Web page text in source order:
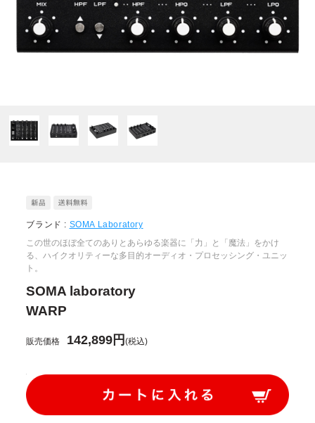
ブランド : SOMA Laboratory
この世のほぼ全てのありとあらゆる楽器に「力」と「魔法」をかけ
る、ハイクオリティーな多目的オーディオ・プロセッシング・ユニッ
ト。
SOMA laboratory
WARP
販売価格 142,899円(税込)